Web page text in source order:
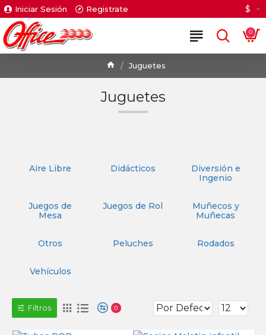
Iniciar Sesión Registrate $
0
Juguetes
Juguetes
Aire Libre Didácticos
Diversión e
Ingenio
Juegos de
Mesa
Juegos de Rol
Muñecos y
Muñecas
Otros Peluches Rodados
Vehículos
Filtros 0